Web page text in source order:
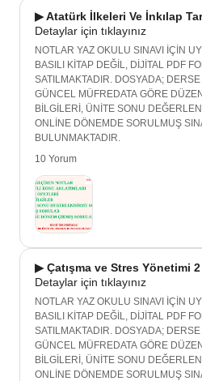
▶ Atatürk İlkeleri Ve İnkılap
Detaylar için tıklayınız
NOTLAR YAZ OKULU SINAVI İÇİN
BASILI KİTAP DEĞİL, DİJİTAL PDF
SATILMAKTADIR. DOSYADA;
GÜNCEL MÜFREDATA GÖRE
BİLGİLERİ, ÜNİTE SONU
ONLİNE DÖNEMDE SORULMUŞ
BULUNMAKTADIR.
10 Yorum
▶ Çatışma ve Stres Yönetimi 2
Detaylar için tıklayınız
NOTLAR YAZ OKULU SINAVI İÇİN
BASILI KİTAP DEĞİL, DİJİTAL PDF
SATILMAKTADIR. DOSYADA;
GÜNCEL MÜFREDATA GÖRE
BİLGİLERİ, ÜNİTE SONU
ONLİNE DÖNEMDE SORULMUŞ